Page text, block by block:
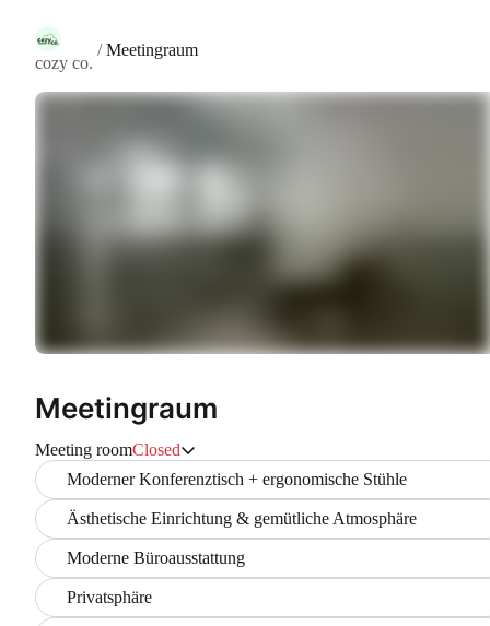
cozy co.
/Meetingraum
Meetingraum
Meeting roomClosed
Moderner Konferenztisch + ergonomische Stühle
Ästhetische Einrichtung & gemütliche Atmosphäre
Moderne Büroausstattung
Privatsphäre